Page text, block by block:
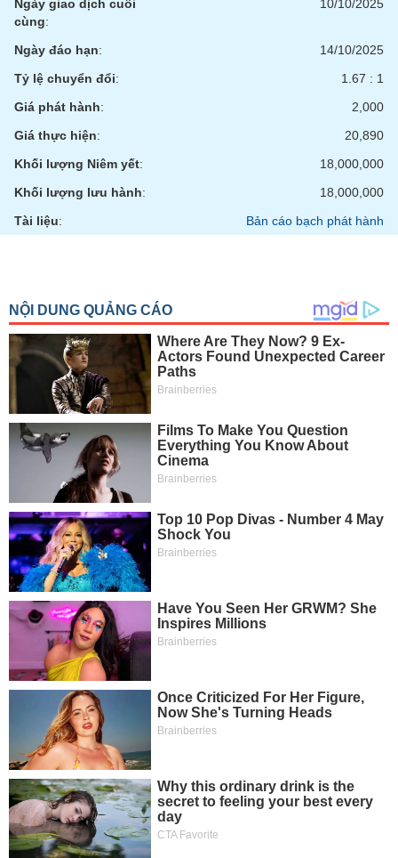
Ngày giao dịch cuối
cùng:
10/10/2025
Ngày đáo hạn:
14/10/2025
Tỷ lệ chuyển đổi:
1.67 : 1
Giá phát hành:
2,000
Giá thực hiện:
20,890
Khối lượng Niêm yết:
18,000,000
Khối lượng lưu hành:
18,000,000
Tài liệu: Bản cáo bạch phát hành
chính